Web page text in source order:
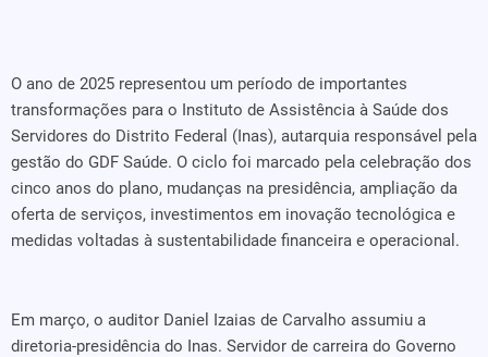
O ano de 2025 representou um período de importantes
transformações para o Instituto de Assistência à Saúde dos
Servidores do Distrito Federal (Inas), autarquia responsável pela
gestão do GDF Saúde. O ciclo foi marcado pela celebração dos
cinco anos do plano, mudanças na presidência, ampliação da
oferta de serviços, investimentos em inovação tecnológica e
medidas voltadas à sustentabilidade financeira e operacional.
Em março, o auditor Daniel Izaias de Carvalho assumiu a
diretoria-presidência do Inas. Servidor de carreira do Governo